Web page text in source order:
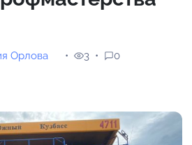
Орлова 3 0